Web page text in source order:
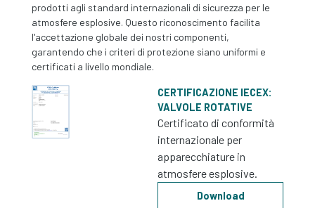
prodotti agli standard internazionali di sicurezza per le
atmosfere esplosive. Questo riconoscimento facilita
l'accettazione globale dei nostri componenti,
garantendo che i criteri di protezione siano uniformi e
certificati a livello mondiale.
CERTIFICAZIONE IECEX:
VALVOLE ROTATIVE
Certificato di conformità
internazionale per
apparecchiature in
atmosfere esplosive.
Download